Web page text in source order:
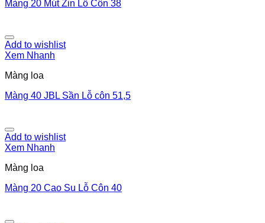
Màng 20 Mút Zin Lỗ Côn 38
Add to wishlist
Xem Nhanh
Màng loa
Màng 40 JBL Sần Lỗ côn 51,5
Add to wishlist
Xem Nhanh
Màng loa
Màng 20 Cao Su Lỗ Côn 40